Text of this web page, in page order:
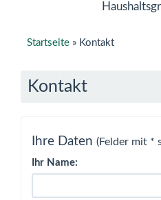
Startseite » Kontakt
Kontakt
Ihre Daten (Felder mit *
Ihr Name: